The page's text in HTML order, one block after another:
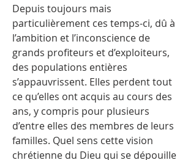
Depuis toujours mais
particulièrement ces temps-ci, dû à
l’ambition et l’inconscience de
grands profiteurs et d’exploiteurs,
des populations entières
s’appauvrissent. Elles perdent tout
ce qu’elles ont acquis au cours des
ans, y compris pour plusieurs
d’entre elles des membres de leurs
familles. Quel sens cette vision
chrétienne du Dieu qui se dépouille